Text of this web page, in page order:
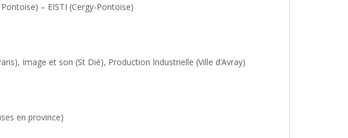
– EISTI (Cergy-Pontoise)
Image et son (St Dié), Production Industrielle (Ville d’Avray)
en province)